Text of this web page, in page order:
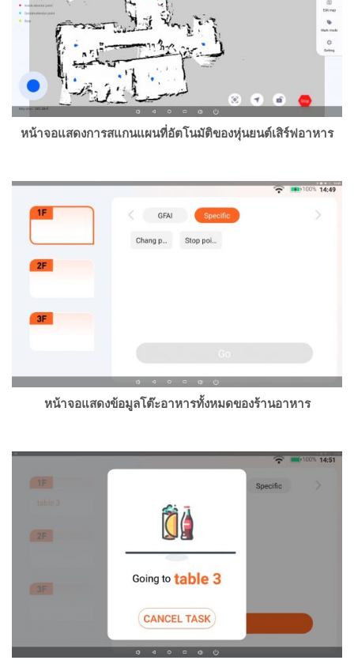
หน้าจอแสดงการสแกนแผนที่อัตโนมัติของหุ่นยนต์เสิร์ฟอาหาร
หน้าจอแสดงข้อมูลโต๊ะอาหารทั้งหมดของร้านอาหาร